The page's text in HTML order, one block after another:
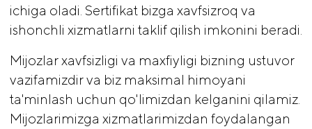
ichiga oladi. Sertifikat bizga xavfsizroq va
ishonchli xizmatlarni taklif qilish imkonini beradi.
Mijozlar xavfsizligi va maxfiyligi bizning ustuvor
vazifamizdir va biz maksimal himoyani
ta'minlash uchun qo'limizdan kelganini qilamiz.
Mijozlarimizga xizmatlarimizdan foydalangan